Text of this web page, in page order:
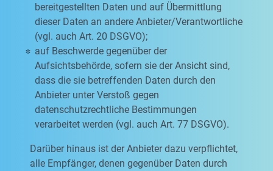
bereitgestellten Daten und auf Übermittlung
dieser Daten an andere Anbieter/Verantwortliche
(vgl. auch Art. 20 DSGVO);
auf Beschwerde gegenüber der
Aufsichtsbehörde, sofern sie der Ansicht sind,
dass die sie betreffenden Daten durch den
Anbieter unter Verstoß gegen
datenschutzrechtliche Bestimmungen
verarbeitet werden (vgl. auch Art. 77 DSGVO).
Darüber hinaus ist der Anbieter dazu verpflichtet,
alle Empfänger, denen gegenüber Daten durch